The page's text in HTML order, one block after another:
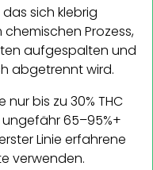
sich klebrig
Prozess,
aufgespalten und
abgetrennt wird.
bis zu 30% THC
65–95%+
Linie erfahrene
verwenden.